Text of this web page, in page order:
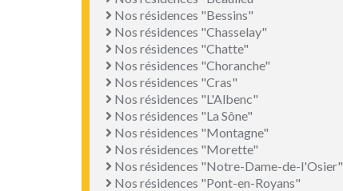
Nos résidences "Bessins"
Nos résidences "Chasselay"
Nos résidences "Chatte"
Nos résidences "Choranche"
Nos résidences "Cras"
Nos résidences "L'Albenc"
Nos résidences "La Sône"
Nos résidences "Montagne"
Nos résidences "Morette"
Nos résidences "Notre-Dame-de-l'Osier"
Nos résidences "Pont-en-Royans"